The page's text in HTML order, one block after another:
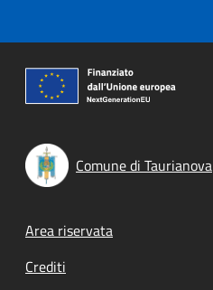
Comune di Taurianova
Footer menu
Area riservata
Crediti